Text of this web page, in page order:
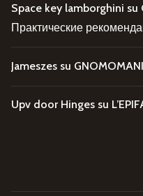
Space key lamborghini su
Практические
Jameszes su
Upv door Hinges su